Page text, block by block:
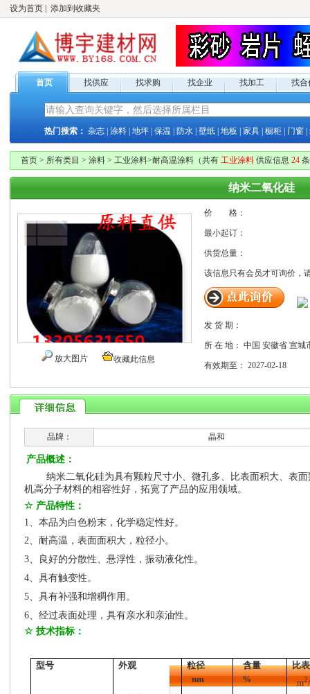
设为首页 添加到收藏夹
首页 找供应 找求购 找企业 找加工 找合
热门搜索： 杂志 涂料 地坪 保温 防水 壁纸 地板 家具 橱柜 门窗
首页 > 所有类目 > 涂料 > 工业涂料>耐高温涂料 （共有 工业涂料 供应信息 24
纳米二氧化硅
放大图片 收藏此信息
价 格：
最小起订：
供货总量：
该信息只有会员才可询价，
发 货 期：
所 在 地： 中国 安徽省 宣城
有效期至： 2027-02-18
品牌： 晶和
产品概述：
纳米二氧化硅为具有颗粒尺寸小、微孔多、比表面积大、表
机高分子材料的相容性好，拓宽了产品的应用领域。
☆ 产品特性：
1
、本品为白色粉末，化学稳定性好。
2、耐高温，表面面积大，粒径小。
3、良好的分散性、悬浮性，振动液化性。
4
具有触变性。
5 、具有补强和增稠作用。
6 、经过表面处理，具有亲水和亲油性。
☆ 技术指标：
型号 外观
粒径
nm
含量
%
比
m2